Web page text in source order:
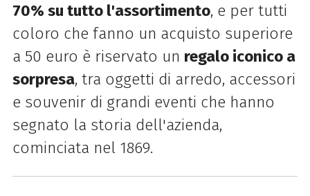
70% su tutto l'assortimento, e per tutti
coloro che fanno un acquisto superiore
a 50 euro è riservato un regalo iconico a
sorpresa, tra oggetti di arredo, accessori
e souvenir di grandi eventi che hanno
segnato la storia dell'azienda,
cominciata nel 1869.